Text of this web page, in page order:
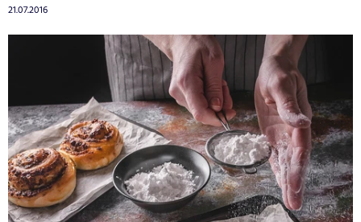
21.07.2016